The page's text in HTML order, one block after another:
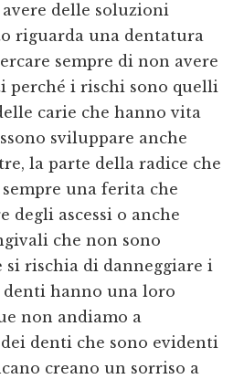
delle soluzioni
riguarda una dentatura
sempre di non avere
perché i rischi sono quelli
carie che hanno vita
sviluppare anche
la parte della radice che
una ferita che
degli ascessi o anche
che non sono
si rischia di danneggiare i
hanno una loro
non andiamo a
denti che sono evidenti
creano un sorriso a